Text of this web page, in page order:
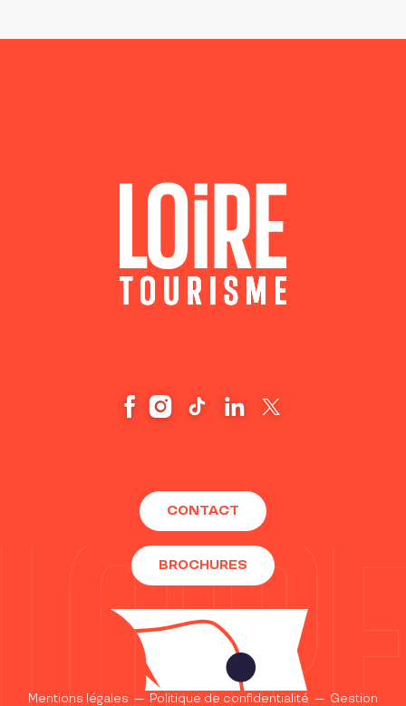
CONTACT
BROCHURES
Mentions légales — Politique de confidentialité — Gestion